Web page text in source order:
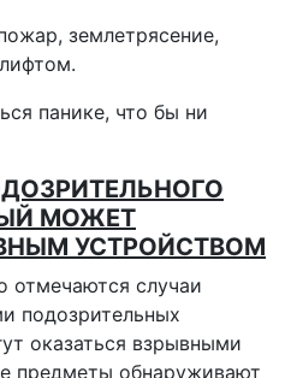
землетрясение,
панике, что бы ни
МОЖЕТ
УСТРОЙСТВОМ
отмечаются случаи
подозрительных
оказаться взрывными
предметы обнаруживают